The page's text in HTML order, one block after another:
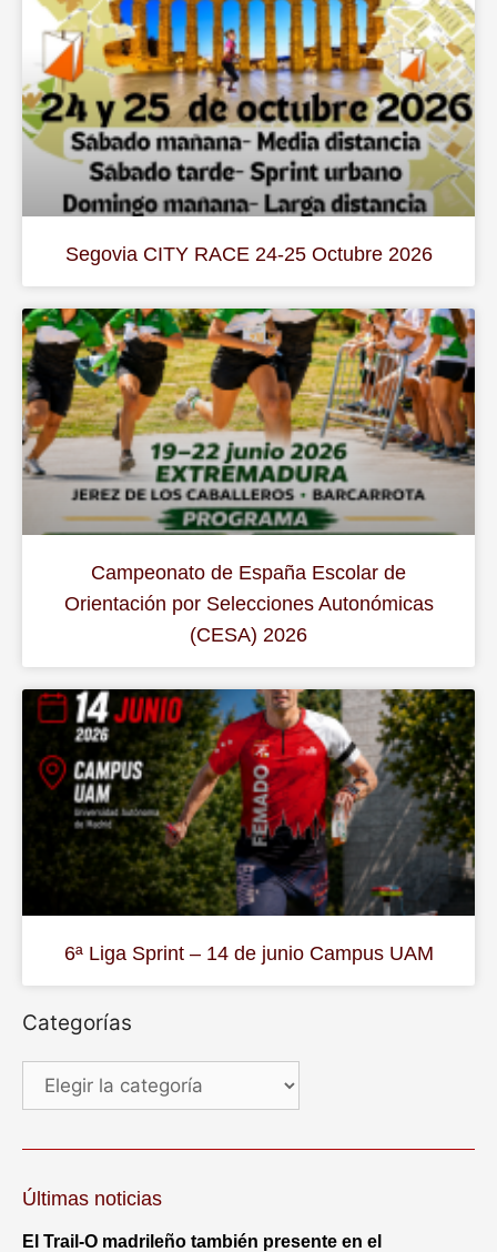
Segovia CITY RACE 24-25 Octubre 2026
Campeonato de España Escolar de
Orientación por Selecciones Autonómicas
(CESA) 2026
6ª Liga Sprint – 14 de junio Campus UAM
Categorías
Últimas noticias
El Trail-O madrileño también presente en el